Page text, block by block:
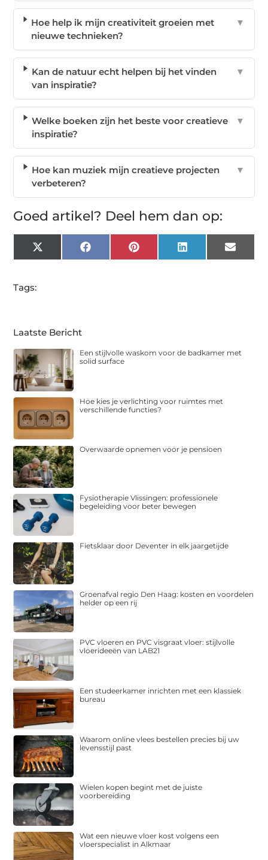
Hoe help ik mijn creativiteit groeien met
nieuwe technieken?
▼
Kan de natuur echt helpen bij het vinden
van inspiratie?
▼
Welke boeken zijn het beste voor creatieve
inspiratie?
▼
Hoe kan muziek mijn creatieve projecten
verbeteren?
▼
Goed artikel? Deel hem dan op:
X
(Twitter)
FacebookPinterest LinkedIn Email
Tags:
Laatste Bericht
Een stijlvolle waskom voor de badkamer met
solid surface
Hoe kies je verlichting voor ruimtes met
verschillende functies?
Overwaarde opnemen voor je pensioen
Fysiotherapie Vlissingen: professionele
begeleiding voor beter bewegen
Fietsklaar door Deventer in elk jaargetijde
Groenafval regio Den Haag: kosten en voordelen
helder op een rij
PVC vloeren en PVC visgraat vloer: stijlvolle
vloerideeën van LAB21
Een studeerkamer inrichten met een klassiek
bureau
Waarom online vlees bestellen precies bij uw
levensstijl past
Wielen kopen begint met de juiste
voorbereiding
Wat een nieuwe vloer kost volgens een
vloerspecialist in Alkmaar